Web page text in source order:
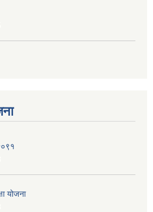
योजना